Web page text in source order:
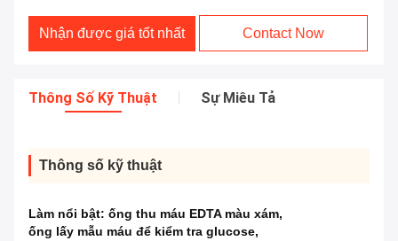
Nhận được giá tốt nhất Contact Now
Thông Số Kỹ Thuật Sự Miêu Tả
Thông số kỹ thuật
Làm nổi bật: ống thu máu EDTA màu xám,
ống lấy mẫu máu để kiểm tra glucose,